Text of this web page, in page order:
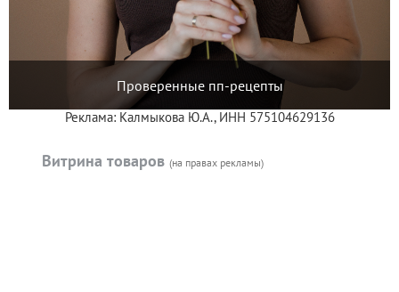
Проверенные пп-рецепты
Реклама: Калмыкова Ю.А., ИНН 575104629136
Витрина товаров (на правах рекламы)